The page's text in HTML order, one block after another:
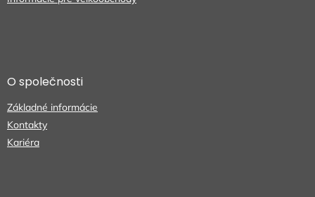
O společnosti
Základné informácie
Kontakty
Kariéra